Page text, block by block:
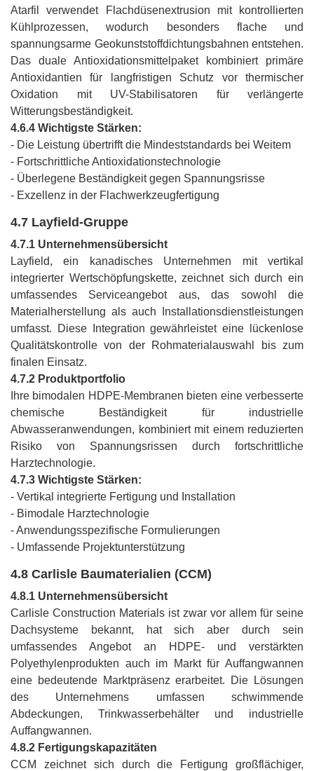
Atarfil verwendet Flachdüsenextrusion mit kontrollierten
Kühlprozessen, wodurch besonders flache und
spannungsarme Geokunststoffdichtungsbahnen entstehen.
Das duale Antioxidationsmittelpaket kombiniert primäre
Antioxidantien für langfristigen Schutz vor thermischer
Oxidation mit UV-Stabilisatoren für verlängerte
Witterungsbeständigkeit.
4.6.4 Wichtigste Stärken:
- Die Leistung übertrifft die Mindeststandards bei Weitem
- Fortschrittliche Antioxidationstechnologie
- Überlegene Beständigkeit gegen Spannungsrisse
- Exzellenz in der Flachwerkzeugfertigung
4.7 Layfield-Gruppe
4.7.1 Unternehmensübersicht
Layfield, ein kanadisches Unternehmen mit vertikal
integrierter Wertschöpfungskette, zeichnet sich durch ein
umfassendes Serviceangebot aus, das sowohl die
Materialherstellung als auch Installationsdienstleistungen
umfasst. Diese Integration gewährleistet eine lückenlose
Qualitätskontrolle von der Rohmaterialauswahl bis zum
finalen Einsatz.
4.7.2 Produktportfolio
Ihre bimodalen HDPE-Membranen bieten eine verbesserte
chemische Beständigkeit für industrielle
Abwasseranwendungen, kombiniert mit einem reduzierten
Risiko von Spannungsrissen durch fortschrittliche
Harztechnologie.
4.7.3 Wichtigste Stärken:
- Vertikal integrierte Fertigung und Installation
- Bimodale Harztechnologie
- Anwendungsspezifische Formulierungen
- Umfassende Projektunterstützung
4.8 Carlisle Baumaterialien (CCM)
4.8.1 Unternehmensübersicht
Carlisle Construction Materials ist zwar vor allem für seine
Dachsysteme bekannt, hat sich aber durch sein
umfassendes Angebot an HDPE- und verstärkten
Polyethylenprodukten auch im Markt für Auffangwannen
eine bedeutende Marktpräsenz erarbeitet. Die Lösungen
des Unternehmens umfassen schwimmende
Abdeckungen, Trinkwasserbehälter und industrielle
Auffangwannen.
4.8.2 Fertigungskapazitäten
CCM zeichnet sich durch die Fertigung großflächiger,